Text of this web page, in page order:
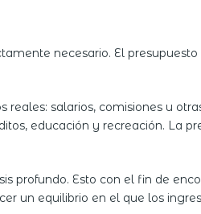
necesario. El
salarios, comisiones u
educación y recreación. La
profundo. Esto con el fin de
un equilibrio en el que los